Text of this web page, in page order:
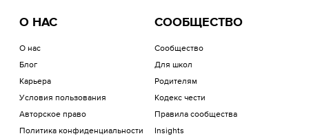
О НАС
О нас
Блог
Карьера
Условия пользования
Авторское право
Политика конфиденциальности
СООБЩЕСТВО
Сообщество
Для школ
Родителям
Кодекс чести
Правила сообщества
Insights